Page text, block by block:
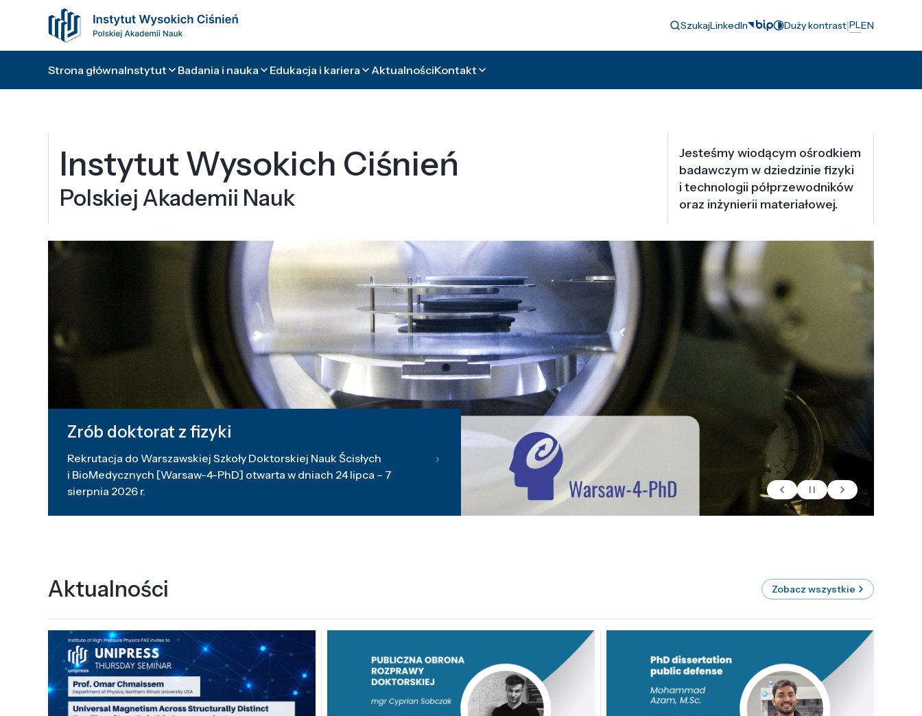
SzukajLinkedIn Duży kontrast|PLEN
Strona głównaInstytut Badania i nauka Edukacja i kariera AktualnościKontakt
Instytut Wysokich Ciśnień
Polskiej Akademii Nauk
Jesteśmy wiodącym ośrodkiem
badawczym w dziedzinie fizyki
i technologii półprzewodników
oraz inżynierii materiałowej.
Zrób doktorat z fizyki
Rekrutacja do Warszawskiej Szkoły Doktorskiej Nauk Ścisłych
i BioMedycznych [Warsaw-4-PhD] otwarta w dniach 24 lipca – 7
sierpnia 2026 r.
Aktualności Zobacz wszystkie